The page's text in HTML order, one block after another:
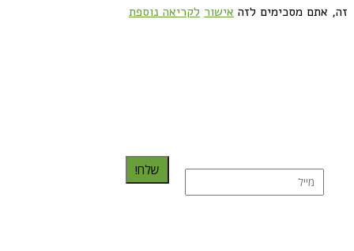
זה, אתם מסכימים לזה אישור לקריאה נוספת
שלח!